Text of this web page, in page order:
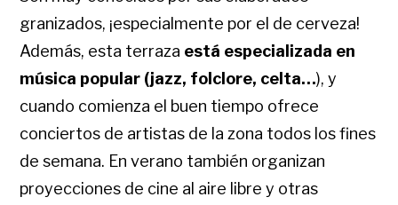
granizados, ¡especialmente por el de cerveza!
Además, esta terraza está especializada en
música popular (jazz, folclore, celta…), y
cuando comienza el buen tiempo ofrece
conciertos de artistas de la zona todos los fines
de semana. En verano también organizan
proyecciones de cine al aire libre y otras